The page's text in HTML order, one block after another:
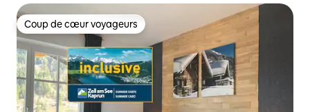
Coup de cœur voyageurs
Coup de cœur voyageurs